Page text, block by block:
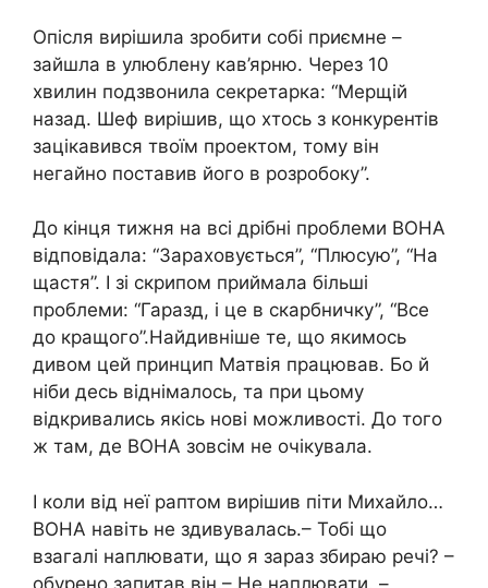
Опісля вирішила зробити собі приємне –
зайшла в улюблену кав’ярню. Через 10
хвилин подзвонила секретарка: “Мерщій
назад. Шеф вирішив, що хтось з конкурентів
зацікавився твоїм проектом, тому він
негайно поставив його в розробоку”.
До кінця тижня на всі дрібні проблеми ВОНА
відповідала: “Зараховується”, “Плюсую”, “На
щастя”. І зі скрипом приймала більші
проблеми: “Гаразд, і це в скарбничку”, “Все
до кращого”.Найдивніше те, що якимось
дивом цей принцип Матвія працював. Бо й
ніби десь віднімалось, та при цьому
відкривались якісь нові можливості. До того
ж там, де ВОНА зовсім не очікувала.
І коли від неї раптом вирішив піти Михайло…
ВОНА навіть не здивувалась.– Тобі що
взагалі наплювати, що я зараз збираю речі? –
обурено запитав він.– Не наплювати, –